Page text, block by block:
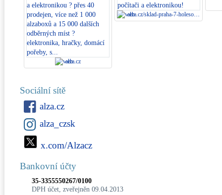
alza.cz
alza.cz/sklad-praha-7-holesovice
Sociální sítě
alza.cz
alza_czsk
x.com/Alzacz
Bankovní účty
35-3355550267/0100
DPH účet, zveřejněn 09.04.2013